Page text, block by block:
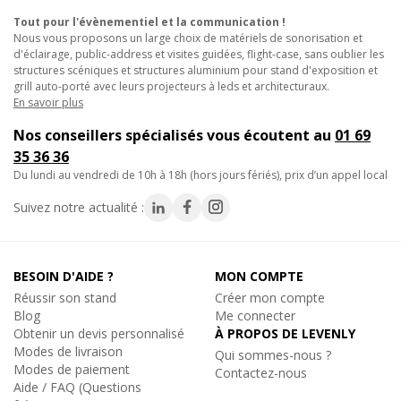
Ajouter au panier
Tout pour l'évènementiel et la communication !
Nous vous proposons un large choix de matériels de sonorisation et
d'éclairage, public-address et visites guidées, flight-case, sans oublier les
structures scéniques et structures aluminium pour stand d'exposition et
grill auto-porté avec leurs projecteurs à leds et architecturaux.
En savoir plus
Nos conseillers spécialisés vous écoutent au 01 69
35 36 36
du lundi au vendredi de 10h à 18h (hors jours fériés), prix d’un appel local
Suivez notre actualité :
BESOIN D'AIDE ?
Réussir son stand
Blog
Obtenir un devis personnalisé
Modes de livraison
Modes de paiement
Aide / FAQ (Questions
MON COMPTE
Créer mon compte
Me connecter
À PROPOS DE LEVENLY
Qui sommes-nous ?
Contactez-nous